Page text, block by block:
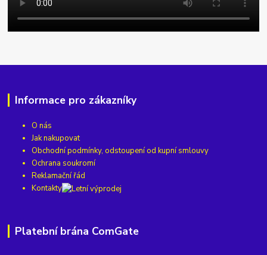
Informace pro zákazníky
O nás
Jak nakupovat
Obchodní podmínky, odstoupení od kupní smlouvy
Ochrana soukromí
Reklamační řád
Kontakty
Platební brána ComGate